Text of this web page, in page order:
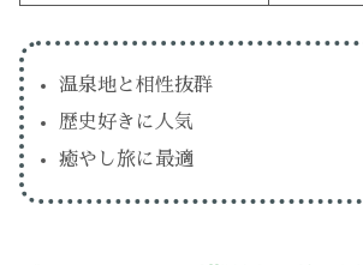
温泉地と相性抜群
歴史好きに人気
癒やし旅に最適